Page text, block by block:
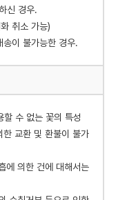
신 경우.
취소 가능)
이 불가능한 경우.
할 수 없는 꽃의 특성
한 교환 및 환불이 불가
에 의한 건에 대해서는